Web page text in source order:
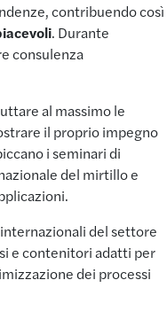
contribuendo così
. Durante
consulenza
al massimo le
il proprio impegno
i seminari di
del mirtillo e
del settore
e contenitori adatti per
dei processi